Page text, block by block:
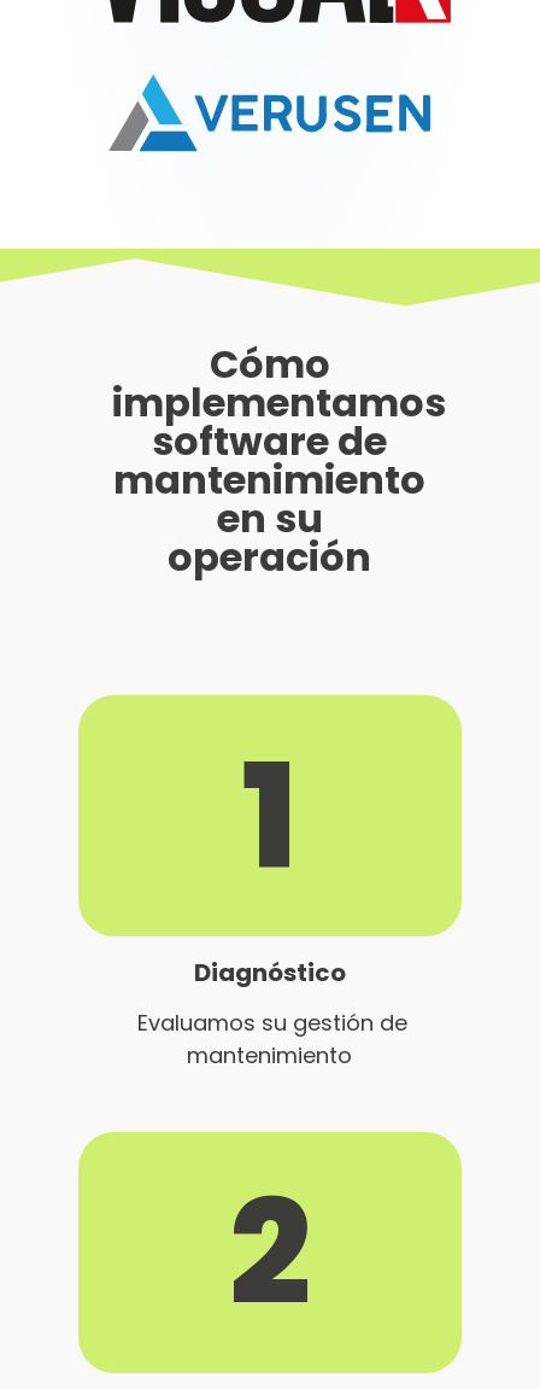
Cómo
implementamos
software de
mantenimiento
en su
operación
1
Diagnóstico
Evaluamos su gestión de
mantenimiento
2